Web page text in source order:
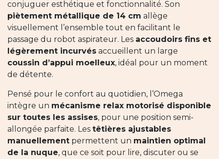
conjuguer esthétique et fonctionnalité. Son
piètement métallique de 14 cm allège
visuellement l’ensemble tout en facilitant le
passage du robot aspirateur. Les accoudoirs fins et
légèrement incurvés accueillent un large
coussin d’appui moelleux, idéal pour un moment
de détente.
Pensé pour le confort au quotidien, l’Omega
intègre un mécanisme relax motorisé disponible
sur toutes les assises, pour une position semi-
allongée parfaite. Les têtières ajustables
manuellement permettent un maintien optimal
de la nuque, que ce soit pour lire, discuter ou se